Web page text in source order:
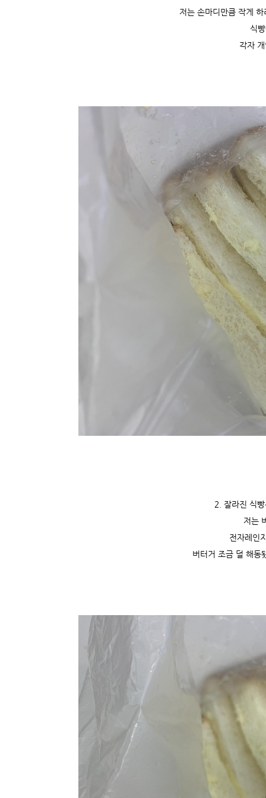
저는 손마디만큼 작게
식
각자
2. 잘라진 식
저는
전자레인
버터거 조금 덜 해동